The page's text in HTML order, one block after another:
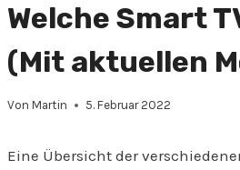
Welche Smart
(Mit aktuellen
Von Martin 5. Februar 2022
Eine Übersicht der